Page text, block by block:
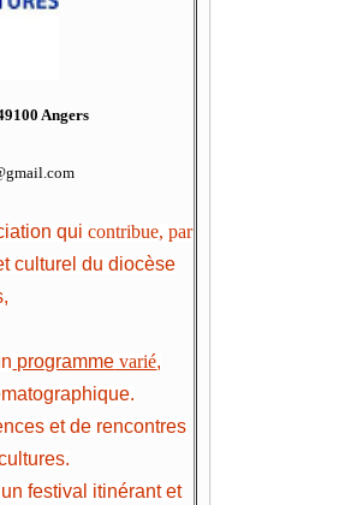
Angers
qui contribue, par
culturel du diocèse
programme varié,
et de rencontres
festival itinérant et